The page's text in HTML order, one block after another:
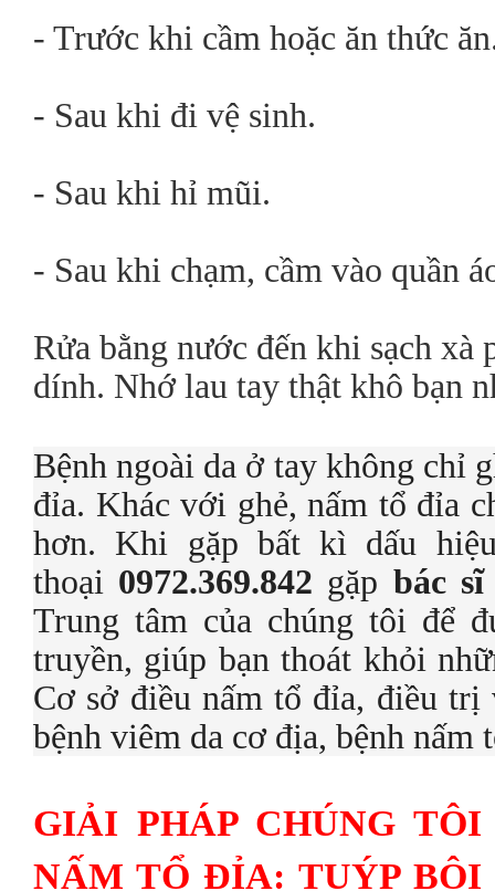
- Trước khi cầm hoặc ăn thức
- Sau khi đi vệ sinh.
- Sau khi hỉ mũi.
- Sau khi chạm, cầm vào quần
Rửa bằng nước đến khi sạch
dính. Nhớ lau tay thật khô bạn
Bệnh ngoài da ở tay không chỉ
đỉa. Khác với ghẻ, nấm tổ đỉa
hơn. Khi gặp bất kì dấu
thoại 0972.369.842 gặp bác
Trung tâm của chúng tôi để
truyền, giúp bạn thoát khỏi
Cơ sở điều nấm tổ đỉa, điều
bệnh viêm da cơ địa, bệnh
GIẢI PHÁP CHÚNG
NẤM TỔ ĐỈA: TUÝP